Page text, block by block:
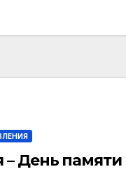
– День памяти